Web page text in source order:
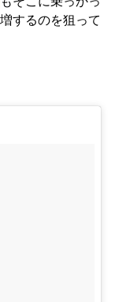
するのを狙って